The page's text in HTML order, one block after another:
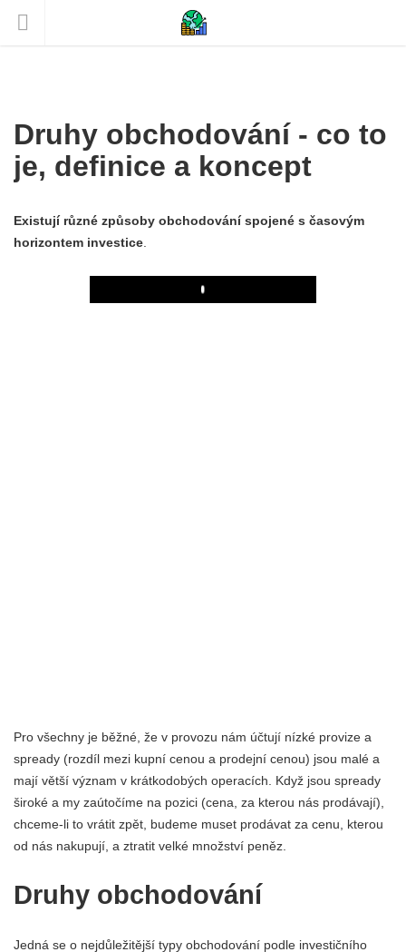
Druhy obchodování - co to
je, definice a koncept
Existují různé způsoby obchodování spojené s časovým
horizontem investice
Play
Pro všechny je běžné, že v provozu nám účtují nízké provize a
spready (rozdíl mezi kupní cenou a prodejní cenou) jsou malé a
mají větší význam v krátkodobých operacích. Když jsou spready
široké a my zaútočíme na pozici (cena, za kterou nás prodávají),
chceme-li to vrátit zpět, budeme muset prodávat za cenu, kterou
od nás nakupují, a ztratit velké množství peněz.
Druhy obchodování
Jedná se o nejdůležitější typy obchodování podle investičního